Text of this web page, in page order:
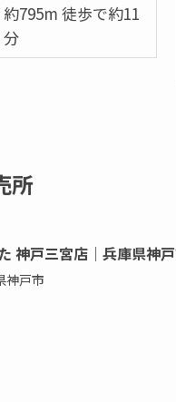
約795m 徒歩で約11
分
所
神戸三宮店｜兵庫県神
神戸市